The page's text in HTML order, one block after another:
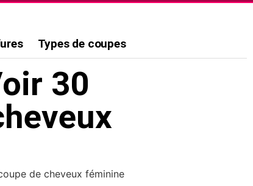
Types de coupes
30
de cheveux féminine